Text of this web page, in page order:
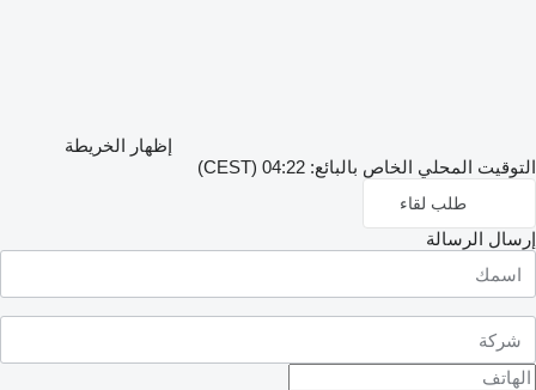
إظهار الخريطة
التوقيت المحلي الخاص بالبائع: 04:22 (CEST)
طلب لقاء
إرسال الرسالة